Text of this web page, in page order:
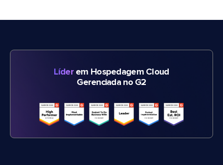
Líderem Hospedagem Cloud
Gerenciada no G2